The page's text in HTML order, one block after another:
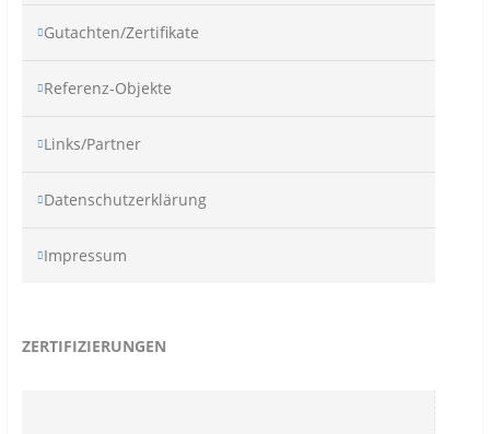
Gutachten/Zertifikate
Referenz-Objekte
Links/Partner
Datenschutzerklärung
Impressum
ZERTIFIZIERUNGEN